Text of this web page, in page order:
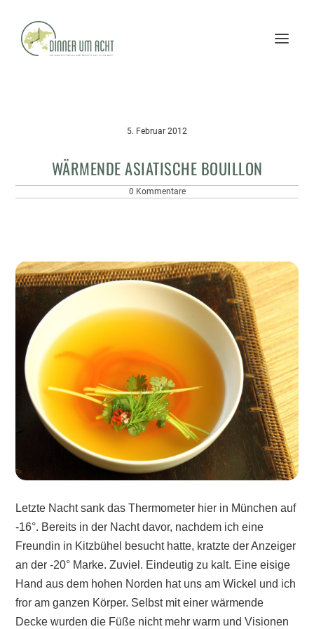
5. Februar 2012
WÄRMENDE ASIATISCHE BOUILLON
0 Kommentare
Letzte Nacht sank das Thermometer hier in München auf
-16°. Bereits in der Nacht davor, nachdem ich eine
Freundin in Kitzbühel besucht hatte, kratzte der Anzeiger
an der -20° Marke. Zuviel. Eindeutig zu kalt. Eine eisige
Hand aus dem hohen Norden hat uns am Wickel und ich
fror am ganzen Körper. Selbst mit einer wärmende
Decke wurden die Füße nicht mehr warm und Visionen